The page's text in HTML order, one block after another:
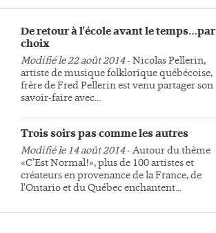
De retour à l'école avant le temps…par
choix
Modifié le 22 août 2014- Nicolas Pellerin,
artiste de musique folklorique québécoise,
frère de Fred Pellerin est venu partager son
savoir-faire avec...
Trois soirs pas comme les autres
Modifié le 14 août 2014- Autour du thème
«C’Est Normal!», plus de 100 artistes et
créateurs en provenance de la France, de
l’Ontario et du Québec enchantent...